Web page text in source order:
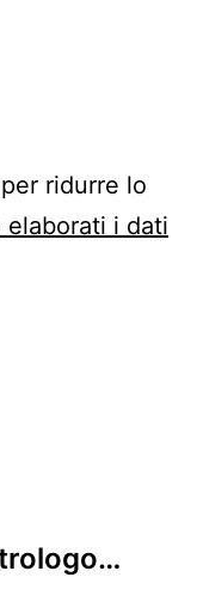
ridurre lo
elaborati i dati